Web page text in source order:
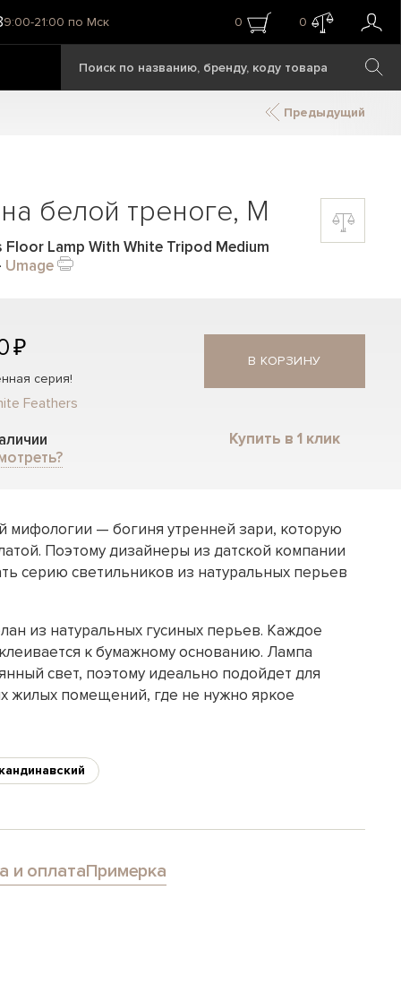
9:00-21:00 по Мск 0 0
Предыдущий
белой треноге, M
Lamp With White Tripod Medium
Umage
₽
серия!
Feathers
В КОРЗИНУ
Купить в 1 клик
мифологии — богиня утренней зари, которую
Поэтому дизайнеры из датской компании
серию светильников из натуральных перьев
из натуральных гусиных перьев. Каждое
к бумажному основанию. Лампа
свет, поэтому идеально подойдет для
жилых помещений, где не нужно яркое
и оплатаПримерка